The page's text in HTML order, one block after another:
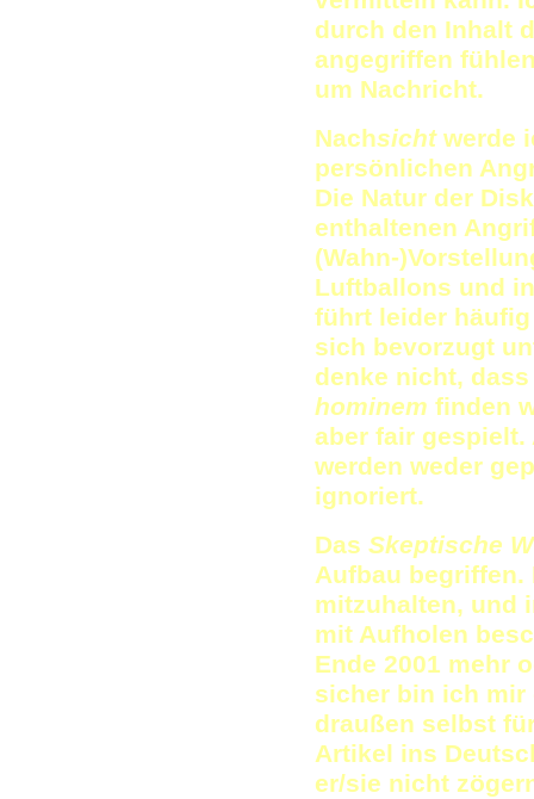
durch den Inhalt
angegriffen
um Nachricht.
Nachsichtwerde
persönlichen
Die Natur der
enthaltenen
(Wahn-
Luftballons und
führt leider
sich bevorzugt
denke nicht,
hominem finden
aber fair
werden weder
ignoriert.
Das Skeptische
Aufbau
mitzuhalten, und
mit Aufholen
Ende 2001 mehr
sicher bin ich mir
draußen selbst
Artikel ins
er/sie nicht